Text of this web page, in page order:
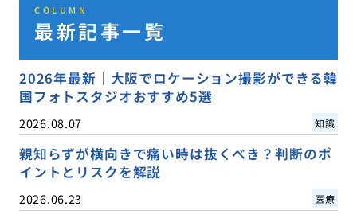
COLUMN
最新記事一覧
2026年最新｜大阪でロケーション撮影ができる韓
国フォトスタジオおすすめ5選
2026.08.07 知識
親知らずが横向きで痛い時は抜くべき？判断のポ
イントとリスクを解説
2026.06.23 医療